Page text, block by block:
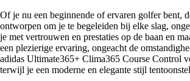
Of je nu een beginnende of ervaren golfer bent,
ontworpen om je te begeleiden bij elke slag,
je met vertrouwen en prestaties op de baan en
een plezierige ervaring, ongeacht de
adidas Ultimate365+ Clima365 Course Control
terwijl je een moderne en elegante stijl